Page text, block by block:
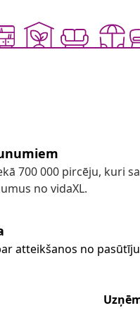
700 000 pircēju, kuri
no vidaXL.
atteikšanos no